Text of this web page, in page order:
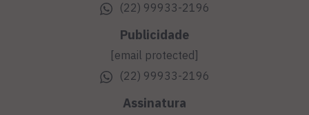
(22) 99933-2196
Publicidade
[email protected]
(22) 99933-2196
Assinatura